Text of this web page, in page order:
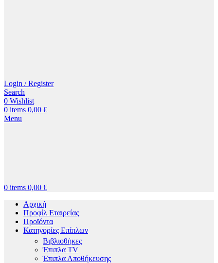
Login / Register
Search
0 Wishlist
0 items 0,00 €
Menu
0 items 0,00 €
Αρχική
Προφίλ Εταιρείας
Προϊόντα
Κατηγορίες Επίπλων
Βιβλιοθήκες
Έπιπλα TV
Έπιπλα Αποθήκευσης